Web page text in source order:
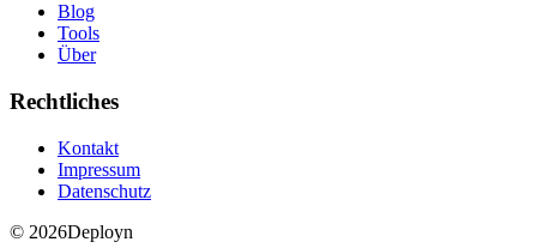
Blog
Tools
Über
Rechtliches
Kontakt
Impressum
Datenschutz
© 2026Deployn